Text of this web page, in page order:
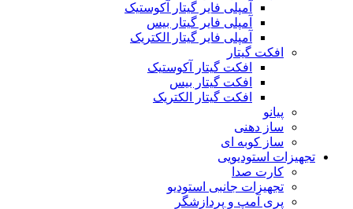
آمپلی فایر گیتار آکوستیک
آمپلی فایر گیتار بیس
آمپلی فایر گیتار الکتریک
افکت گیتار
افکت گیتار آکوستیک
افکت گیتار بیس
افکت گیتار الکتریک
پیانو
ساز دهنی
ساز کوبه ای
تجهیزات استودیویی
کارت صدا
تجهیزات جانبی استودیو
پری آمپ و پردازشگر